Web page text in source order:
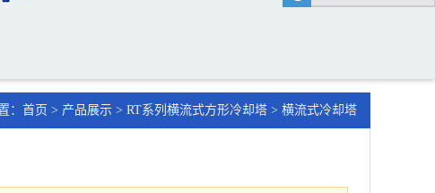
： 首页 > 产品展示 > RT系列横流式方形冷却塔 > 横流式冷却塔